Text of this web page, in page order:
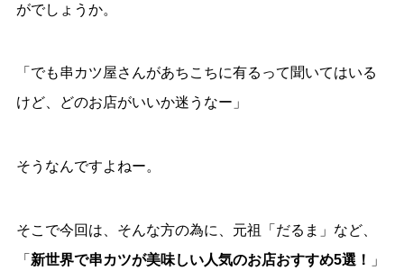
がでしょうか。
「でも串カツ屋さんがあちこちに有るって聞いてはいる
けど、どのお店がいいか迷うなー」
そうなんですよねー。
そこで今回は、 そんな方の為に、元祖「だるま」など、
「 新世界で串カツが美味しい人気のお店おすすめ5選！
」